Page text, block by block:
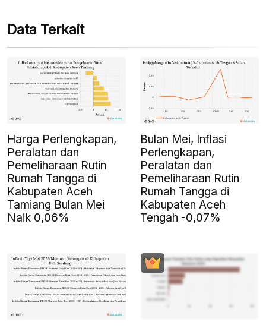
Data Terkait
Harga Perlengkapan,
Peralatan dan
Pemeliharaan Rutin
Rumah Tangga di
Kabupaten Aceh
Tamiang Bulan Mei
Naik 0,06%
Bulan Mei, Inflasi
Perlengkapan,
Peralatan dan
Pemeliharaan Rutin
Rumah Tangga di
Kabupaten Aceh
Tengah -0,07%